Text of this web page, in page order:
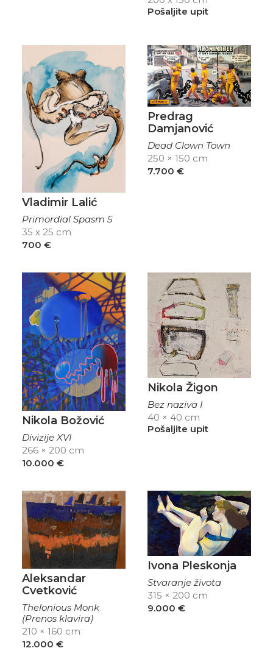
Pošaljite upit
Vladimir Lalić
Primordial Spasm 5
35 x 25 cm
700 €
Predrag
Damjanović
Dead Clown Town
250 × 150 cm
7.700 €
Nikola Božović
Divizije XVI
266 × 200 cm
10.000 €
Nikola Žigon
Bez naziva I
40 × 40 cm
Pošaljite upit
Aleksandar
Cvetković
Thelonious Monk
(Prenos klavira)
210 × 160 cm
12.000 €
Ivona Pleskonja
Stvaranje života
315 × 200 cm
9.000 €